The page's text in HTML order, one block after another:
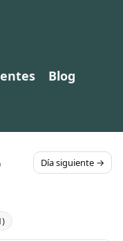
Blog
Día siguiente →